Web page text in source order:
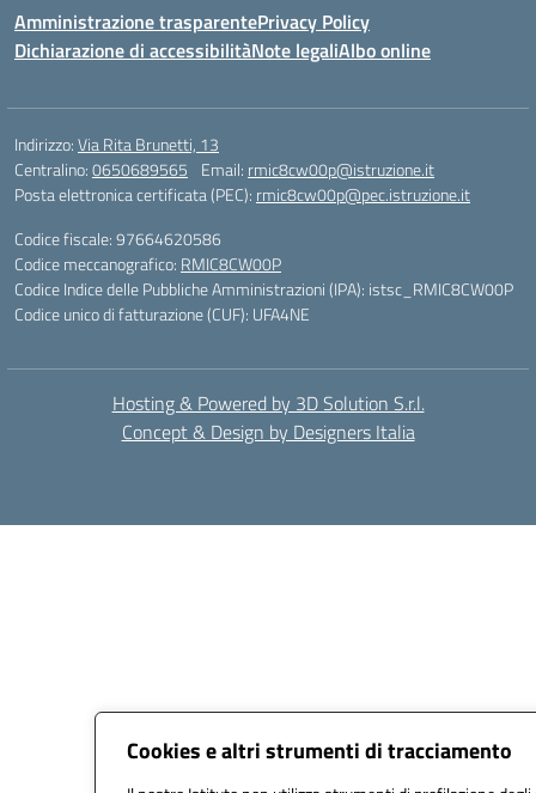
Cookies e altri strumenti di tracciamento
Amministrazione trasparentePrivacy Policy
Dichiarazione di accessibilitàNote legaliAlbo online
Indirizzo:Via Rita Brunetti, 13
Centralino:0650689565 Email: rmic8cw00p@istruzione.it
Posta elettronica certificata (PEC): rmic8cw00p@pec.istruzione.it
Codice fiscale: 97664620586
Codice meccanografico: RMIC8CW00P
Codice Indice delle Pubbliche Amministrazioni (IPA): istsc_RMIC8CW00P
Codice unico di fatturazione (CUF): UFA4NE
Hosting & Powered by 3D Solution S.r.l.
Concept & Design by Designers Italia